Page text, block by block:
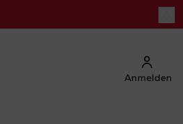
Anmelden